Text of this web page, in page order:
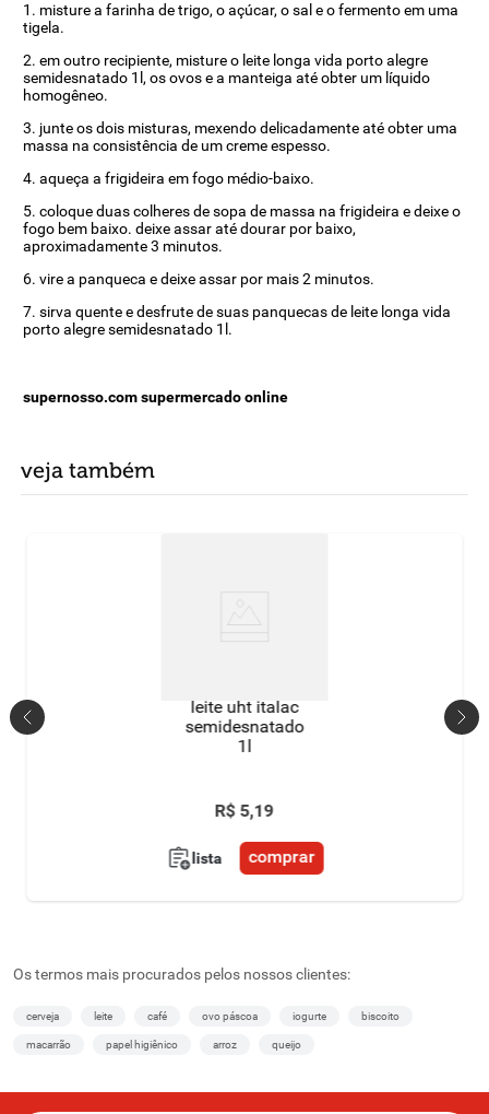
1. misture a farinha de trigo, o açúcar, o sal e o fermento em uma
tigela.
2. em outro recipiente, misture o leite longa vida porto alegre
semidesnatado 1l, os ovos e a manteiga até obter um líquido
homogêneo.
3. junte os dois misturas, mexendo delicadamente até obter uma
massa na consistência de um creme espesso.
4. aqueça a frigideira em fogo médio-baixo.
5. coloque duas colheres de sopa de massa na frigideira e deixe o
fogo bem baixo. deixe assar até dourar por baixo,
aproximadamente 3 minutos.
6. vire a panqueca e deixe assar por mais 2 minutos.
7. sirva quente e desfrute de suas panquecas de leite longa vida
porto alegre semidesnatado 1l.
supernosso.com supermercado online
veja também
leite uht italac
semidesnatado
1l
R$ 5,19
lista comprar
Os termos mais procurados pelos nossos clientes:
cerveja leite café ovo páscoa iogurte biscoito
macarrão papel higiênico arroz queijo